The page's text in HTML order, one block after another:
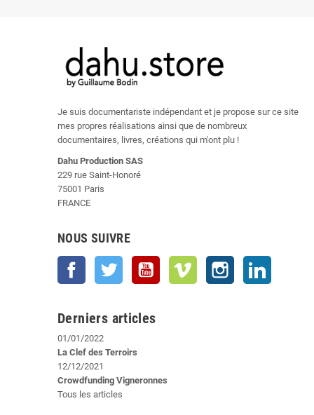
Je suis documentariste indépendant et je propose sur ce site
mes propres réalisations ainsi que de nombreux
documentaires, livres, créations qui m'ont plu !
Dahu Production SAS
229 rue Saint-Honoré
75001 Paris
FRANCE
NOUS SUIVRE
Facebook Twitter YouTube Vimeo Instagram
Derniers articles
01/01/2022
La Clef des Terroirs
12/12/2021
Crowdfunding Vigneronnes
Tous les articles